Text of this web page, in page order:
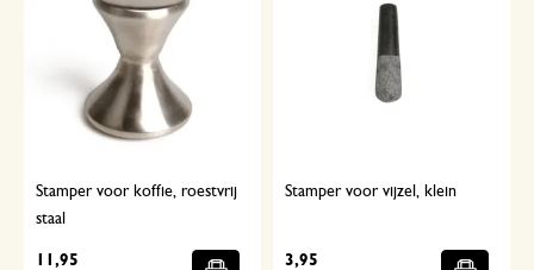
Stamper voor koffie, roestvrij
staal
11,95
Stamper voor vijzel, klein
3,95